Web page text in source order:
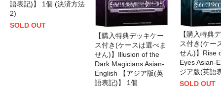
語表記)】 1個 (決済方法
2)
SOLD OUT
【購入特典デッキケー
ス付き(ケースは選べま
せん)】Illusion of the
Dark Magicians Asian-
English 【アジア版(英
語表記)】 1個
【購入特典
ス付き(ケー
せん)】Rise
Eyes Asian-
ジア版(英語
SOLD OUT